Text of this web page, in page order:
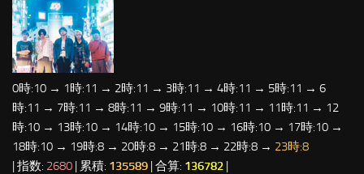
0時:10 → 1時:11 → 2時:11 → 3時:11 → 4時:11 → 5時:11 → 6
時:11 → 7時:11 → 8時:11 → 9時:11 → 10時:11 → 11時:11 → 12
時:10 → 13時:10 → 14時:10 → 15時:10 → 16時:10 → 17時:10 →
18時:10 → 19時:8 → 20時:8 → 21時:8 → 22時:8 → 23時:8
| 指数: 2680 | 累積: 135589 | 合算: 136782 |